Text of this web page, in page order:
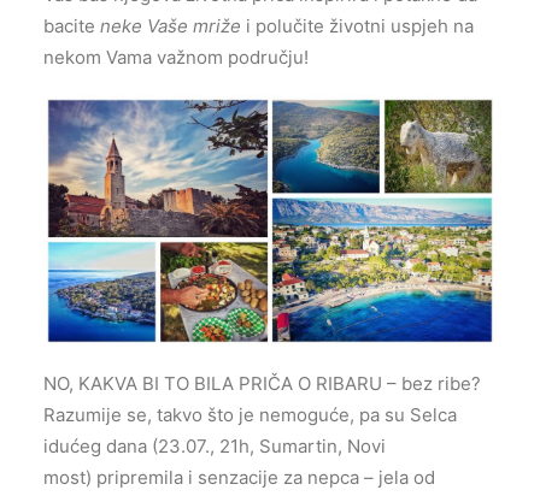
bacite neke Vaše mriže i polučite životni uspjeh na
nekom Vama važnom području!
NO, KAKVA BI TO BILA PRIČA O RIBARU – bez ribe?
Razumije se, takvo što je nemoguće, pa su Selca
idućeg dana (23.07., 21h, Sumartin, Novi
most) pripremila i senzacije za nepca – jela od